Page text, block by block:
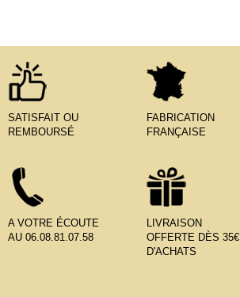
SATISFAIT OU
REMBOURSÉ
FABRICATION
FRANÇAISE
A VOTRE ÉCOUTE
AU 06.08.81.07.58
LIVRAISON
OFFERTE DÈS 35€
D'ACHATS